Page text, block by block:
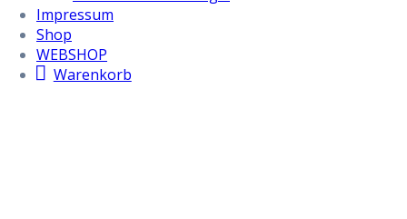
Impressum
Shop
WEBSHOP
Warenkorb